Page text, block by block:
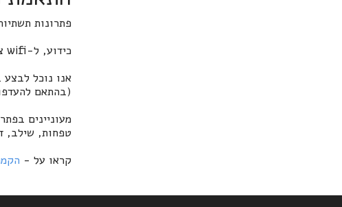
פתרונות
כידוע, ל-wifi צורות שונות, מהירויות שונות, טווחי שידור שונים.
אנו נוכל
(בהתאם
מעוניינים
טפחות, שילב,
קראו על -